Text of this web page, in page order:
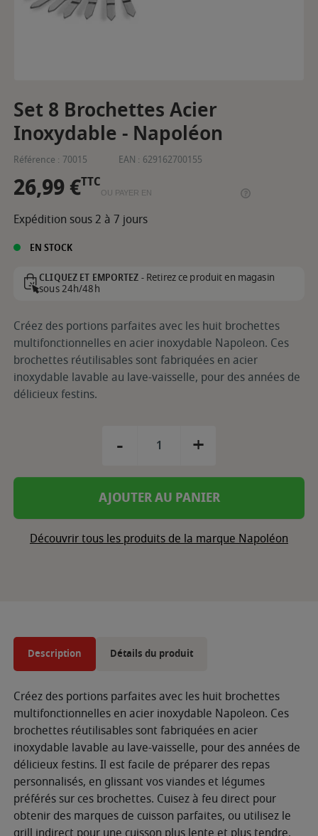
Set 8 Brochettes Acier
Inoxydable - Napoléon
Référence : 70015 EAN : 629162700155
26,99 €TTC
OU PAYER EN
Expédition sous 2 à 7 jours
EN STOCK
CLIQUEZ ET EMPORTEZ -Retirez ce produit en magasin
sous 24h/48h
Créez des portions parfaites avec les huit brochettes
multifonctionnelles en acier inoxydable Napoleon. Ces
brochettes réutilisables sont fabriquées en acier
inoxydable lavable au lave-vaisselle, pour des années de
délicieux festins.
- +
AJOUTER AU PANIER
Découvrir tous les produits de la marque Napoléon
Description Détails du produit
Créez des portions parfaites avec les huit brochettes
multifonctionnelles en acier inoxydable Napoleon. Ces
brochettes réutilisables sont fabriquées en acier
inoxydable lavable au lave-vaisselle, pour des années de
délicieux festins. Il est facile de préparer des repas
personnalisés, en glissant vos viandes et légumes
préférés sur ces brochettes. Cuisez à feu direct pour
obtenir des marques de cuisson parfaites, ou utilisez le